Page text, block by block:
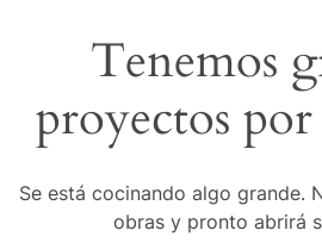
Tenemos
proyectos
Se está cocinando algo grande.
obras y pronto abrirá